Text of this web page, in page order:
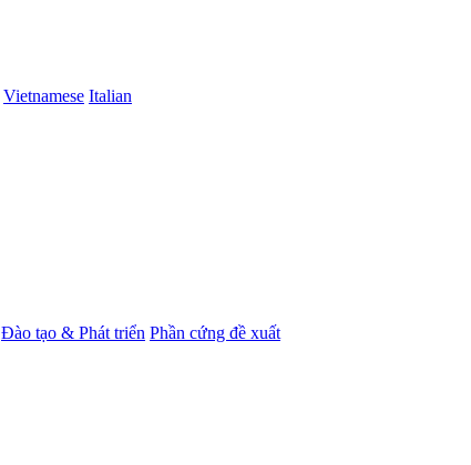
Vietnamese Italian
Đào tạo & Phát triển Phần cứng đề xuất